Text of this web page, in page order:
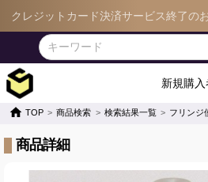
ジットカード決済サービス終了のお知
新規購
TOP 商品検索 検索結果一覧 フリンジ
商品詳細